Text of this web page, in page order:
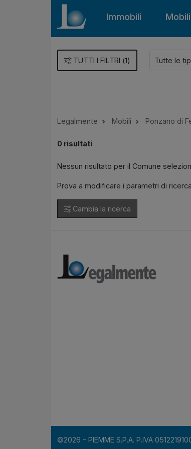
Immobili Mobili
TUTTI I FILTRI (1)
Legalmente Mobili Ponzano di
0 risultati
Nessun risultato per il Comune
Prova a modificare i parametri di
Cambia la ricerca
©2026 - PIEMME S.P.A. P.IVA